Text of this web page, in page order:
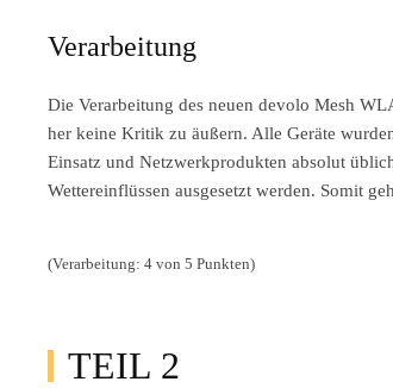
Verarbeitung
Die Verarbeitung des neuen devolo Mesh
her keine Kritik zu äußern. Alle Geräte
Einsatz und Netzwerkprodukten absolut
Wettereinflüssen ausgesetzt werden. Somit
(Verarbeitung: 4 von 5 Punkten)
TEIL 2